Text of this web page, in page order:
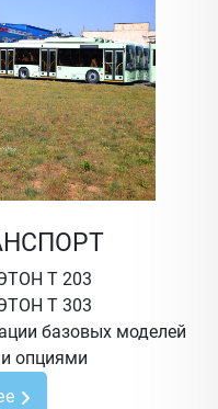
Т 203
Т 303
базовых моделей
опциями